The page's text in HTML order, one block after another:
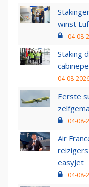
winst
04-08-
Staking
04-08-
Eerste
04-08-
Air
reizigers
easyJet
04-08-